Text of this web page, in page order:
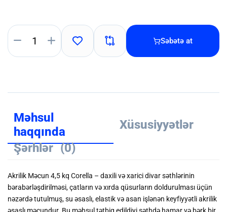
Səbətə at
Məhsul
haqqında
Xüsusiyyətlər
Şərhlər (0)
Akrilik Məcun 4,5 kq Corella – daxili və xarici divar səthlərinin
bərabərləşdirilməsi, çatların və xırda qüsurların doldurulması üçün
nəzərdə tutulmuş, su əsaslı, elastik və asan işlənən keyfiyyətli akrilik